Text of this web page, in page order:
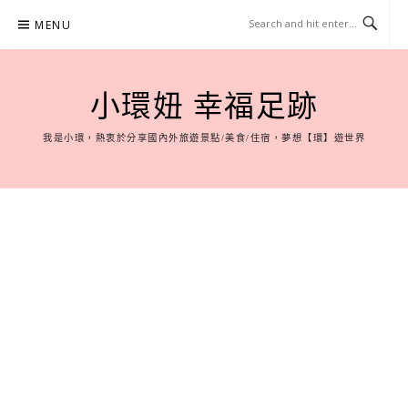
content
MENU
小環妞 幸福足跡
我是小環，熱衷於分享國內外旅遊景點/美食/住宿，夢想【環】遊世界